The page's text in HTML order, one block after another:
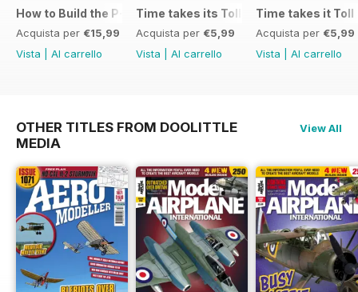
How to Build the P-40E-N in 1:48
Acquista per €15,99
Vista
Al carrello
Time takes its Toll AFV
Acquista per €5,99
Vista
Al carrello
Time takes it Toll
Acquista per €5,99
Vista
Al carrello
OTHER TITLES FROM DOOLITTLE
MEDIA
View All